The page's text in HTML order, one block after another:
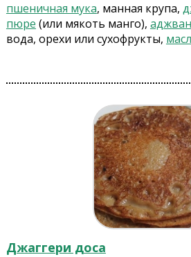
пшеничная мука, манная крупа,
пюре (или мякоть манго), аджван
вода, орехи или сухофрукты,
Джаггери доса